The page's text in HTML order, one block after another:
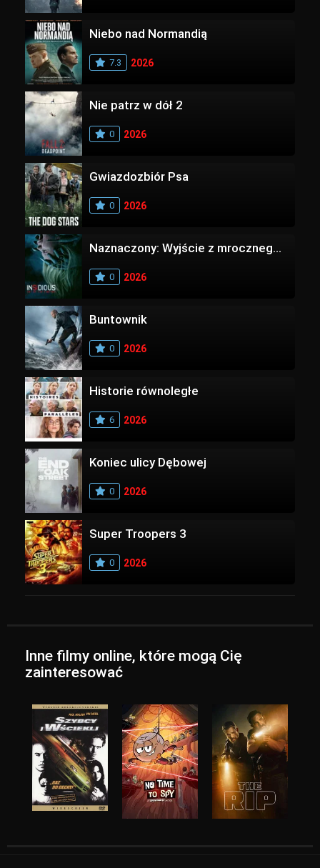
Niebo nad Normandią
7.3 2026
Nie patrz w dół 2
0 2026
Gwiazdozbiór Psa
0 2026
Naznaczony: Wyjście z mrocznego wymiaru
0 2026
Buntownik
0 2026
Historie równoległe
6 2026
Koniec ulicy Dębowej
0 2026
Super Troopers 3
0 2026
Inne filmy online, które mogą Cię
zainteresować